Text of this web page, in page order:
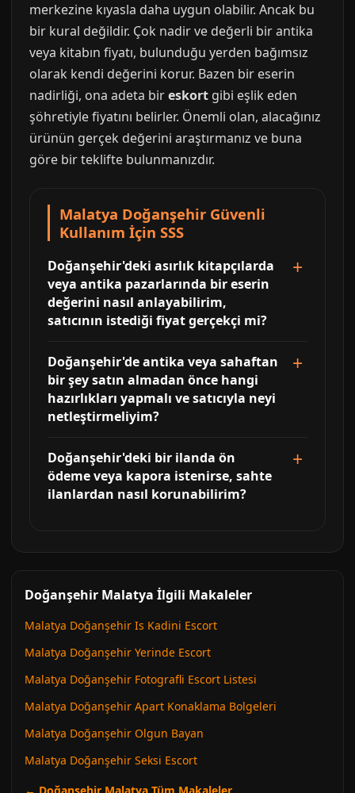
merkezine kıyasla daha uygun olabilir. Ancak bu
bir kural değildir. Çok nadir ve değerli bir antika
veya kitabın fiyatı, bulunduğu yerden bağımsız
olarak kendi değerini korur. Bazen bir eserin
nadirliği, ona adeta bireskort gibi eşlik eden
şöhretiyle fiyatını belirler. Önemli olan, alacağınız
ürünün gerçek değerini araştırmanız ve buna
göre bir teklifte bulunmanızdır.
Malatya Doğanşehir Güvenli
Kullanım İçin SSS
Doğanşehir'deki asırlık kitapçılarda
veya antika pazarlarında bir eserin
değerini nasıl anlayabilirim,
satıcının istediği fiyat gerçekçi mi?
Doğanşehir'de antika veya sahaftan
bir şey satın almadan önce hangi
hazırlıkları yapmalı ve satıcıyla neyi
netleştirmeliyim?
Doğanşehir'deki bir ilanda ön
ödeme veya kapora istenirse, sahte
ilanlardan nasıl korunabilirim?
Doğanşehir Malatya İlgili Makaleler
Malatya Doğanşehir Is Kadini Escort
Malatya Doğanşehir Yerinde Escort
Malatya Doğanşehir Fotografli Escort Listesi
Malatya Doğanşehir Apart Konaklama Bolgeleri
Malatya Doğanşehir Olgun Bayan
Malatya Doğanşehir Seksi Escort